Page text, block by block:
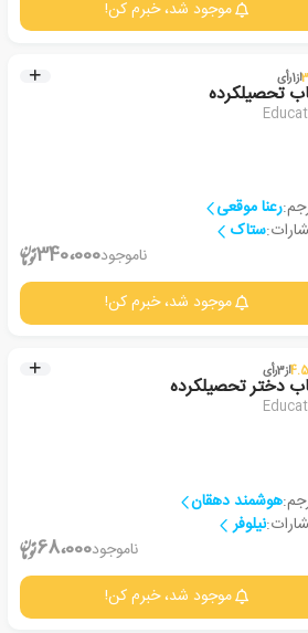
موجود شد، خبرم کن!
3از1رأی
تحصیلکرده
رعنا موقعی
ستاک
ناموجود340،000
موجود شد، خبرم کن!
4.5از3رأی
دختر تحصیلکرده
هوشمند دهقان
نیلوفر
ناموجود68،000
موجود شد، خبرم کن!